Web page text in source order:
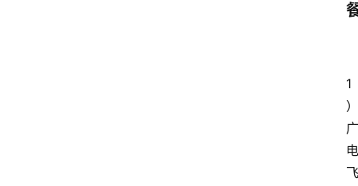
1
）
广
电
飞